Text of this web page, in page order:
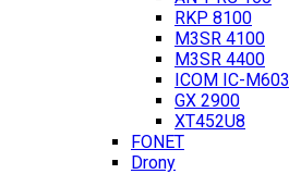
RKP 8100
M3SR 4100
M3SR 4400
ICOM IC-M603
GX 2900
XT452U8
FONET
Drony